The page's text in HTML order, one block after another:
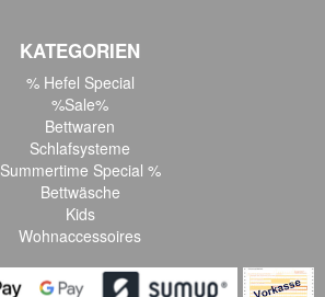
KATEGORIEN
% Hefel Special
%Sale%
Bettwaren
Schlafsysteme
Summertime Special %
Bettwäsche
Kids
Wohnaccessoires